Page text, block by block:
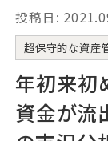
事例
エキス
無料
コラム
利用者
投稿日:
超保守的な資産
年初来初
資金が流